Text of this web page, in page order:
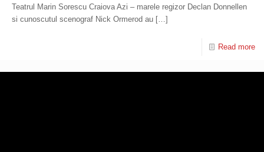
Teatrul Marin Sorescu Craiova Azi – marele regizor Declan Donnellen
si cunoscutul scenograf Nick Ormerod au […]
Read more